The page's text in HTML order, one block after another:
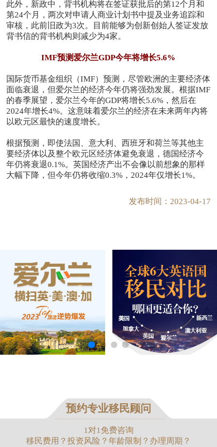
此外，新政中，背书机构将在签证获批后的第12个月和
第24个月，两次对申请人商业计划书中提及业务追踪和
审核，此前旧政为3次。目前能够为创新创始人签证发放
背书信的背书机构则减少为4家。
IMF预测爱尔兰GDP今年将增长5.6%
国际货币基金组织（IMF）预测，尽管欧洲的主要经济体
面临衰退，但爱尔兰的经济今年仍将强劲发展。根据IMF
的春季展望，爱尔兰今年的GDP将增长5.6%，然后在
2024年增长4%。这意味着爱尔兰的经济在未来两年内将
以欧元区最快的速度增长。
根据预测，即使法国、意大利、西班牙和荷兰等其他主
要经济体以及整个欧元区经济体避免衰退，德国经济今
年仍将衰退0.1%。英国经济产出不会像以前想象的那样
大幅下降，但今年仍将收缩0.3%，2024年仅增长1%。
发布时间：2023-04-17
预约专业移民顾问
1对1免费咨询
移民费用？投资风险？年龄限制？办理周期？